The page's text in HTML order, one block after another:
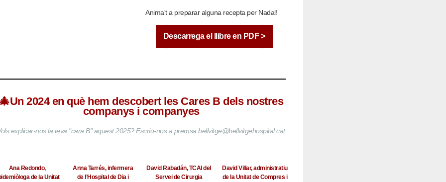
Anima't a preparar alguna recepta per Nadal!
Descarrega el llibre en PDF >
Un 2024 en què hem descobert les Cares B dels nostres
companys i companyes
explicar-nos la teva "cara B" aquest 2025? Escriu-nos a premsa.bellvitge@bellvitgehospital.cat
Ana Redondo,
de la Unitat
Anna Tarrés, infermera
de l’Hospital de Dia i
David Rabadán, TCAI del
Servei de Cirurgia
David Villar, administratiu
de la Unitat de Compres i